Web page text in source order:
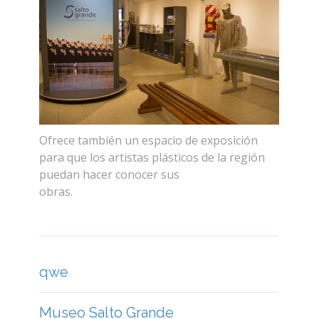
para que los artistas plásticos de la región
puedan hacer conocer sus
obras.replicachanel.us.com
qwe
Museo Salto Grande
Andrés Guacurarí